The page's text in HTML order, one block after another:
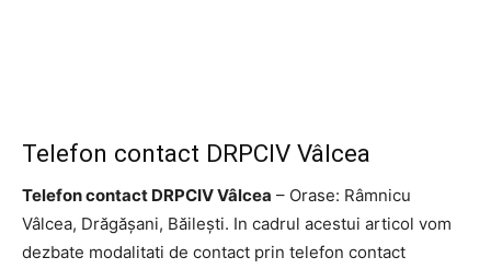
Telefon contact DRPCIV Vâlcea
Telefon contact DRPCIV Vâlcea – Orase: Râmnicu
Vâlcea, Drăgășani, Băilești. In cadrul acestui articol vom
dezbate modalitati de contact prin telefon contact